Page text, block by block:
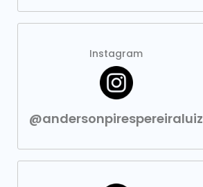
Instagram
@andersonpirespereiraluiz